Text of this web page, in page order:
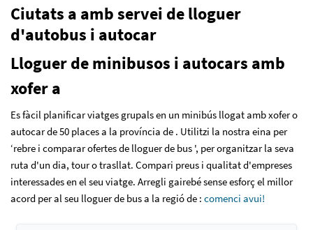
Ciutats a amb servei de lloguer
d'autobus i autocar
Lloguer de minibusos i autocars amb
xofer a
Es fàcil planificar viatges grupals en un minibús llogat amb xofer o
autocar de 50 places a la província de . Utilitzi la nostra eina per
‘rebre i comparar ofertes de lloguer de bus ', per organitzar la seva
ruta d'un dia, tour o trasllat. Compari preus i qualitat d'empreses
interessades en el seu viatge. Arregli gairebé sense esforç el millor
acord per al seu lloguer de bus a la regió de : comenci avui!